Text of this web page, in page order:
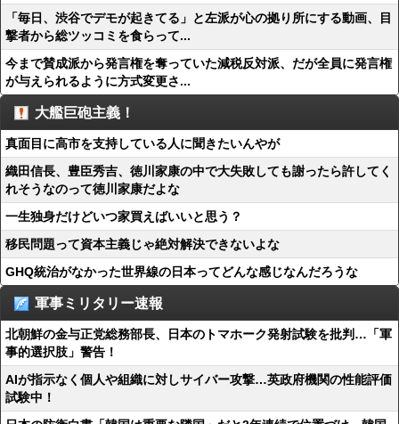
「毎日、渋谷でデモが起きてる」と左派が心の拠り所にする動画、目
撃者から総ツッコミを食らって...
今まで賛成派から発言権を奪っていた減税反対派、だが全員に発言権
が与えられるように方式変更さ...
大艦巨砲主義！
真面目に高市を支持している人に聞きたいんやが
織田信長、豊臣秀吉、徳川家康の中で大失敗しても謝ったら許してく
れそうなのって徳川家康だよな
一生独身だけどいつ家買えばいいと思う？
移民問題って資本主義じゃ絶対解決できないよな
GHQ統治がなかった世界線の日本ってどんな感じなんだろうな
軍事ミリタリー速報
北朝鮮の金与正党総務部長、日本のトマホーク発射試験を批判…「軍
事的選択肢」警告！
AIが指示なく個人や組織に対しサイバー攻撃…英政府機関の性能評価
試験中！